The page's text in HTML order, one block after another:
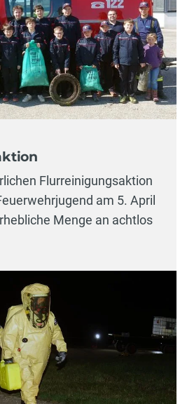
Flurreinigungsaktion
am 5. April
Menge an achtlos